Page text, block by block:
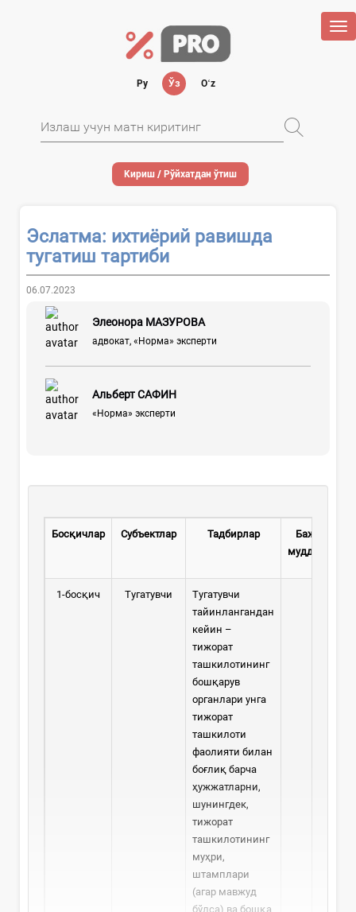
Ру Ўз Oʻz
Кириш / Рўйхатдан ўтиш
Эслатма: ихтиёрий равишда
тугатиш тартиби
06.07.2023
Элеонора МАЗУРОВА
адвокат, «Норма» эксперти
Альберт САФИН
«Норма» эксперти
Босқичлар Субъектлар Тадбирлар
Бажариш
муддатлари
1-босқич Тугатувчи
Тугатувчи
тайинлангандан
кейин –
тижорат
ташкилотининг
бошқарув
органлари унга
тижорат
ташкилоти
фаолияти билан
боғлиқ барча
ҳужжатларни,
шунингдек,
тижорат
ташкилотининг
муҳри,
штамплари
(агар мавжуд
бўлса) ва бошқа